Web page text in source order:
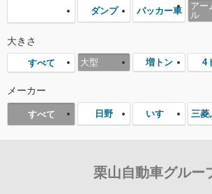
ダンプ パッカー車
アー
ル
大きさ
すべて 大型 増トン 4
メーカー
すべて 日野 いすゞ 三菱
栗山自動車グルー